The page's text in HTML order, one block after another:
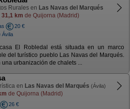
Rurales en Las Navas del Marqués
31,1 km de Quijorna (Madrid)
20 €
Ávila
El Robledal está situada en un marco
del turístico pueblo Las Navas del Marqués.
una urbanización de chalets ...
en Las Navas del Marqués (Ávila)
de Quijorna (Madrid)
26 €